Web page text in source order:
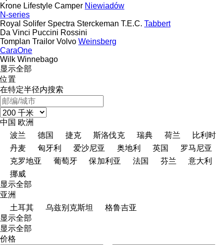
Krone Lifestyle Camper Niewiadów
N-series
Royal Solifer Spectra Sterckeman T.E.C. Tabbert
Da Vinci Puccini Rossini
Tomplan Trailor Volvo Weinsberg
CaraOne
Wilk Winnebago
显示全部
位置
在特定半径内搜索
中国 欧洲
波兰
德国 捷克 斯洛伐克 瑞典 荷兰
比利时
丹麦
匈牙利 爱沙尼亚 奥地利 英国
罗马尼亚
克罗地亚
葡萄牙 保加利亚 法国 芬兰
意大利
挪威
显示全部
亚洲
土耳其
乌兹别克斯坦
格鲁吉亚
显示全部
显示全部
价格